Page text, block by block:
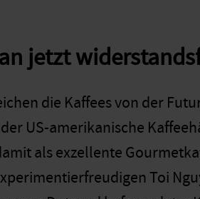
jetzt
die Kaffees von der
US-amerikanische
als exzellente
Toi